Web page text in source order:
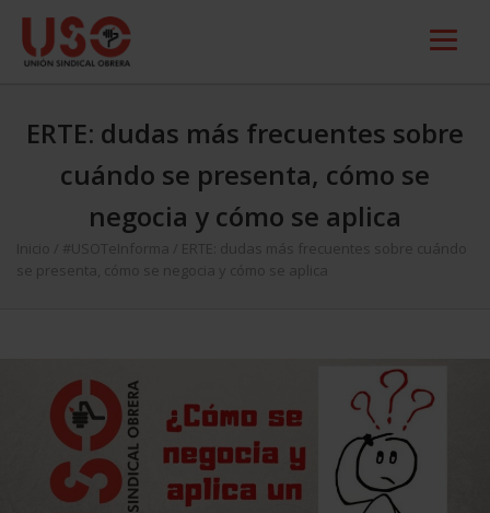
ERTE: dudas más frecuentes sobre
cuándo se presenta, cómo se
negocia y cómo se aplica
Inicio #USOTeInforma
ERTE: dudas más frecuentes sobre cuándo
se presenta, cómo se negocia y cómo se aplica